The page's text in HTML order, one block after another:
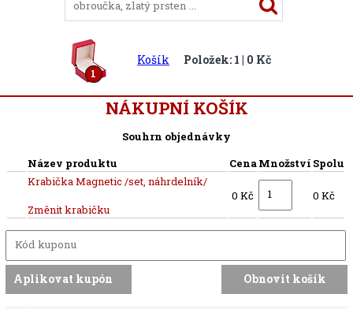
1
Košík Položek: 1 | 0 Kč
NÁKUPNÍ KOŠÍK
Souhrn objednávky
Název produktu
CenaMnožství Spolu
Krabička Magnetic /set, náhrdelník/
Změnit krabičku
0 Kč 0 Kč